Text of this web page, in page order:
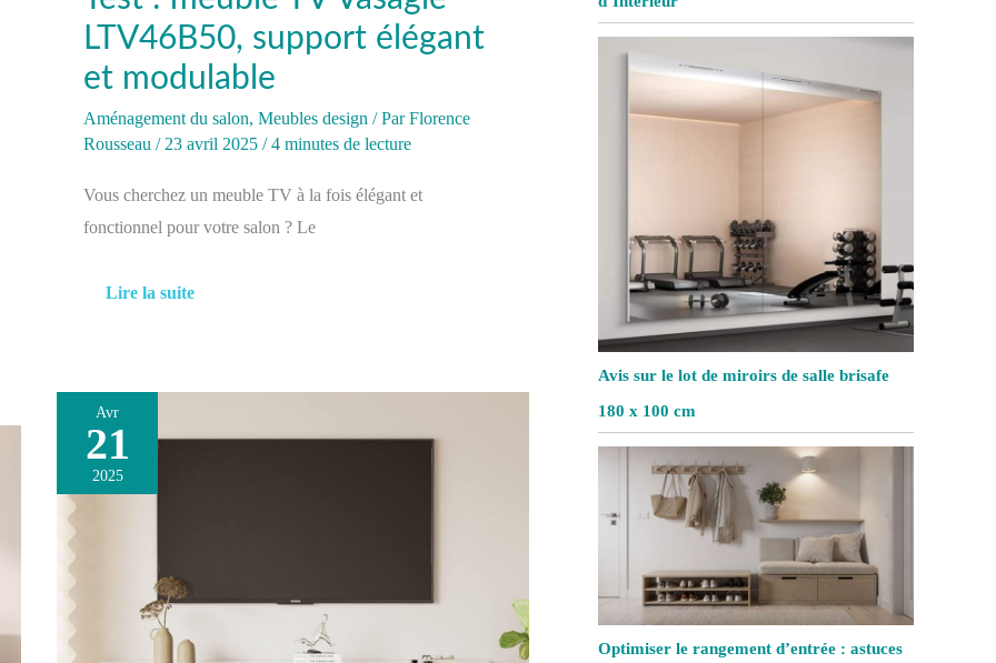
LTV46B50, support élégant
et modulable
Aménagement du salon, Meubles design / ParFlorence
Rousseau /23 avril 2025 /4 minutes de lecture
Vous cherchez un meuble TV à la fois élégant et
fonctionnel pour votre salon ? Le
Lire la suite
Avr
21
2025
Avis
sur
l’armoire
élégance
dorée
Avis sur le lot de miroirs de salle brisafe
180 x 100 cm
Optimiser le rangement d’entrée : astuces